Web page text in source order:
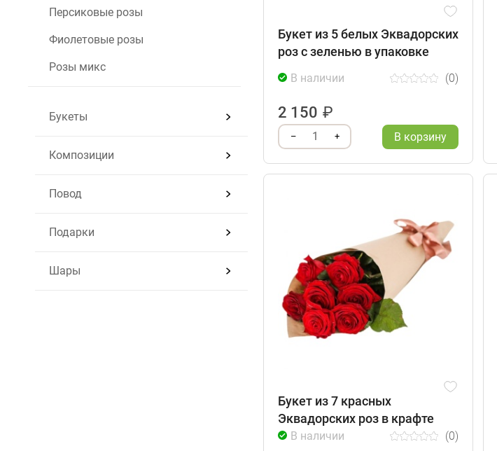
Персиковые розы
Фиолетовые розы
Розы микс
Букеты
Композиции
Повод
Подарки
Шары
Букет из 5 белых Эквадорских
роз с зеленью в упаковке
В наличии (0)
2 150 ₽
– 1 + В корзину
Букет из 7 красных
Эквадорских роз в крафте
В наличии (0)